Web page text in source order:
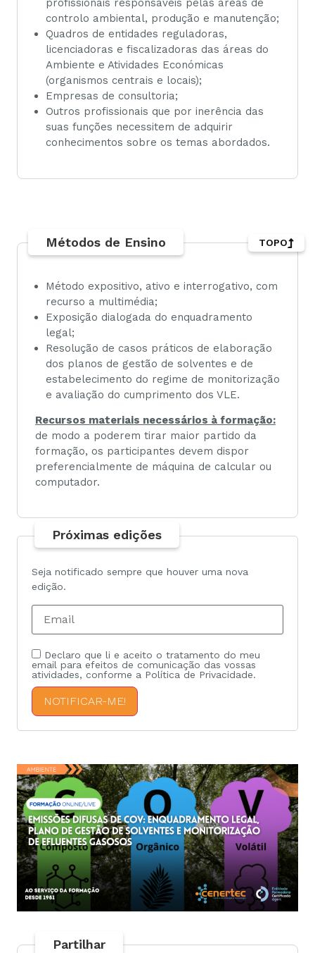
profissionais responsáveis pelas áreas de
controlo ambiental, produção e manutenção;
Quadros de entidades reguladoras,
licenciadoras e fiscalizadoras das áreas do
Ambiente e Atividades Económicas
(organismos centrais e locais);
Empresas de consultoria;
Outros profissionais que por inerência das
suas funções necessitem de adquirir
conhecimentos sobre os temas abordados.
Métodos de Ensino
Método expositivo, ativo e interrogativo, com
recurso a multimédia;
Exposição dialogada do enquadramento
legal;
Resolução de casos práticos de elaboração
dos planos de gestão de solventes e de
estabelecimento do regime de monitorização
e avaliação do cumprimento dos VLE.
Recursos materiais necessários à formação:
de modo a poderem tirar maior partido da
formação, os participantes devem dispor
preferencialmente de máquina de calcular ou
computador.
TOPO
Próximas edições
Seja notificado sempre que houver uma nova
edição.
Declaro que li e aceito o tratamento do meu
email para efeitos de comunicação das vossas
atividades, conforme a Política de Privacidade.
NOTIFICAR-ME!
Partilhar